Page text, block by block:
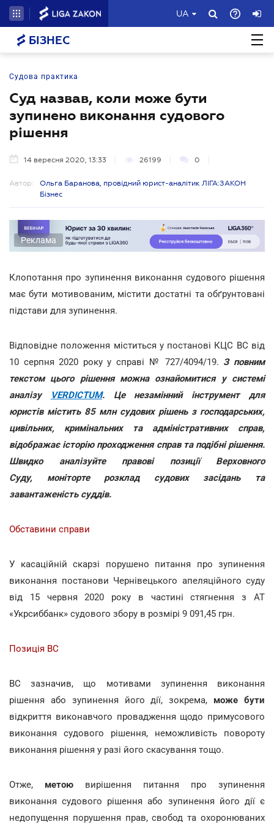
UA
БІЗНЕС
Судова практика
Суд назвав, коли може бути
зупинено виконання судового
рішення
14 вересня 2020, 13:33 26199 0
Автор:
Ольга Баранова, провідний юрист-аналітик ЛІГА:ЗАКОН
Бізнес
Реклама
Клопотання про зупинення виконання судового рішення
має бути мотивованим, містити достатні та обґрунтовані
підстави для зупинення.
Відповідне положення міститься у постанові КЦС ВС від
10 серпня 2020 року у справі № 727/4094/19. З повним
текстом цього рішення можна ознайомитися у системі
аналізу
VERDICTUM. Це незамінний інструмент для
юристів містить 85 млн судових рішень з господарських,
цивільних, кримінальних та адміністративних справ,
відображає історію проходження справ та подібні рішення.
Швидко аналізуйте правові позиції Верховного
Суду, моніторте розклад судових засідань та
завантаженість суддів.
Обставини справи
У касаційній скарзі порушено питання про зупинення
виконання постанови Чернівецького апеляційного суду
від 15 червня 2020 року в частині стягнення з АТ
«Укрсиббанк» судового збору в розмірі 9 091,45 грн.
Позиція ВС
ВС зазначив, що мотивами зупинення виконання
рішення або зупинення його дії, зокрема, може бути
відкриття виконавчого провадження щодо примусового
виконання судового рішення, неможливість повороту
виконання рішення у разі його скасування тощо.
Отже, метою вирішення питання про зупинення
виконання судового рішення або зупинення його дії є
недопущення порушення прав, свобод та охоронюваних